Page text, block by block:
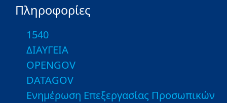
Πληροφορίες
1540
ΔΙΑΥΓΕΙΑ
OPENGOV
DATAGOV
Ενημέρωση Επεξεργασίας Προσωπικών